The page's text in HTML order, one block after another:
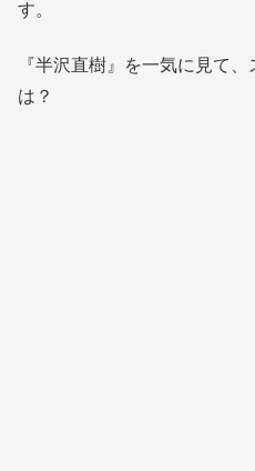
す。
『半沢直樹』を一気に見て
は？